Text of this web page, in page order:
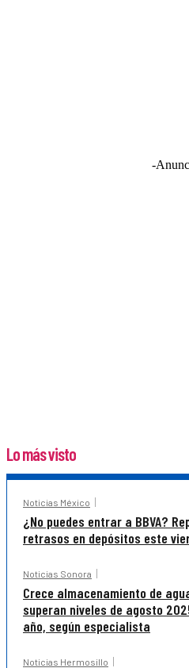
-
Lo más visto
Noticias México
¿No puedes entrar a BBVA?
retrasos en depósitos este
Noticias Sonora
Crece almacenamiento de
superan niveles de agosto
año, según especialista
Noticias Hermosillo